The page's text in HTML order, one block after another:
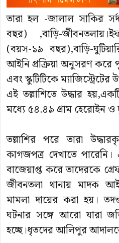
তারা হল -জালাল সাকির
বছর) ,বাড়ি-
(বয়স-১৯ বছর),বাড়ি-
আইনি প্রক্রিয়া অনুসরণ
এবং স্কুটিটিকে
এই তল্লাশিতে উদ্ধার
মধ্যে ৫৪.৪৯ গ্রাম হেরোইন
তল্লাশির পরে তারা
কাগজপত্র দেখাতে পারেনি।
বাজেয়াপ্ত করে তাদেরকে
জীবনতলা থানায় মাদক
মামলা দায়ের করা হয়।
ঘটনার সঙ্গে আরো যারা
হচ্ছে।ধৃতদের আলিপুর